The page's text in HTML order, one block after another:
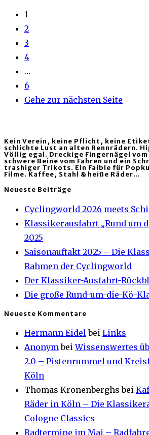
1
2
3
4
…
6
Gehe zur nächsten Seite
Kein Verein, keine Pflicht, keine
schlichte Lust an alten Rennrädern.
Völlig egal. Dreckige Fingernägel vom
schwere Beine vom Fahren und ein
trashiger Trikots. Ein Faible für
Filme. Kaffee, Stahl & heiße Räder…
Neueste Beiträge
Cyclingworld 2026 meets
Klassikerausfahrt „Rund um
2025
Saisonauftakt 2025 – Die
Rahmen der Cyclingworld
Der Klassiker-Ausfahrt-
Die große Rund-um-die-Kö-
Neueste Kommentare
Hermann Eidelbei Links
AnonymbeiWissenswertes
2.0 – Pistenrummel und
Köln
Thomas Kronenberghs bei
Räder in Köln – Die
Cologne Classics
Radtermine im Mai –